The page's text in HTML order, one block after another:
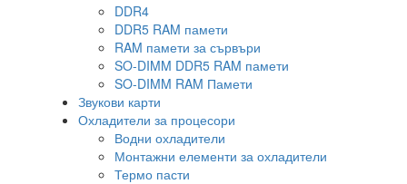
DDR4
DDR5 RAM памети
RAM памети за сървъри
SO-DIMM DDR5 RAM памети
SO-DIMM RAM Памети
Звукови карти
Охладители за процесори
Водни охладители
Монтажни елементи за охладители
Термо пасти